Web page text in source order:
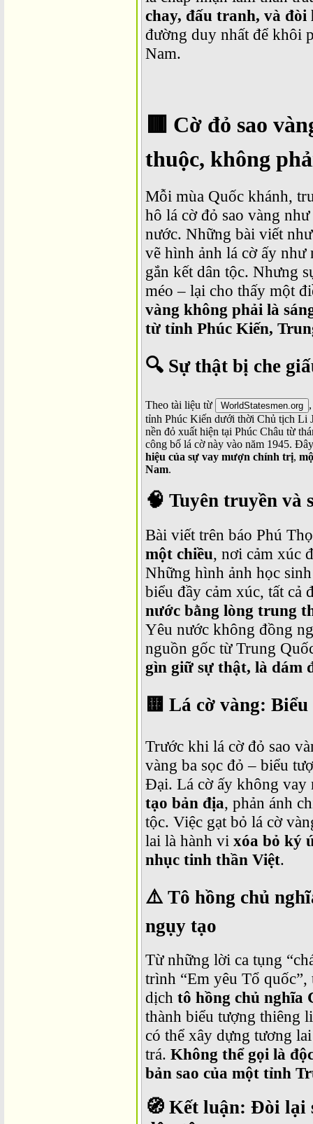
chay, đấu tranh, và
đường duy nhất để khôi
Nam.
🟥 Cờ đỏ sao
thuộc, không
Mỗi mùa Quốc khánh,
hô lá cờ đỏ sao vàng
nước. Những bài viết
vẽ hình ảnh lá cờ ấy
gắn kết dân tộc. Nhưng
méo – lại cho thấy một
vàng không phải là
từ tỉnh Phúc Kiến,
🔍 Sự thật bị che
Theo tài liệu từ WorldStatesmen.org
tỉnh Phúc Kiến dưới thời Chủ tịch Li
nền đỏ xuất hiện tại Phúc Châu từ
công bố lá cờ này vào năm 1945.
hiệu của sự vay mượn chính trị,
Nam.
🧠 Tuyên truyền và
Bài viết trên báo Phú
một chiều, nơi cảm xúc
Những hình ảnh học
biểu đầy cảm xúc, tất cả
nước bằng lòng trung
Yêu nước không đồng
nguồn gốc từ Trung
gìn giữ sự thật, là dám
🟨 Lá cờ vàng:
Trước khi lá cờ đỏ sao
vàng ba sọc đỏ – biểu
Đại. Lá cờ ấy không vay
tạo bản địa, phản ánh
tộc. Việc gạt bỏ lá cờ
lai là hành vi xóa bỏ ký
nhục tinh thần Việt.
⚠️ Tô hồng chủ
ngụy tạo
Từ những lời ca tụng
trình “Em yêu Tổ quốc”,
dịch tô hồng chủ nghĩa
thành biểu tượng thiêng
có thể xây dựng tương
trá. Không thể gọi là
bản sao của một tỉnh
🧭 Kết luận: Đòi lại